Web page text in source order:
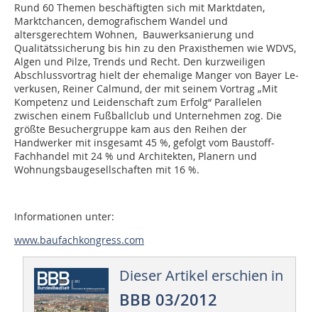
Rund 60 Themen beschäftigten sich mit Marktdaten,
Marktchancen, demografischem Wandel und
altersgerechtem Wohnen, Bauwerksanierung und
Qualitätssicherung bis hin zu den Praxisthemen wie WDVS,
Algen und Pilze, Trends und Recht. Den kurzweiligen
Abschlussvortrag hielt der ehemalige Manger von Bayer Le­­
ver­kusen, Reiner Calmund, der mit seinem Vortrag „Mit
Kompetenz und Leidenschaft zum Erfolg“ Parallelen
zwischen einem Fußballclub und Unternehmen zog. Die
größte Besuchergruppe kam aus den Reihen der
Handwerker mit insgesamt 45 %, gefolgt vom Baustoff-
Fachhandel mit 24 % und Architekten, Planern und
Wohnungsbaugesellschaften mit 16 %.
Informationen unter:
www.baufachkongress.com
Dieser Artikel erschien in
BBB 03/2012